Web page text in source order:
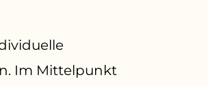
Im Mittelpunkt